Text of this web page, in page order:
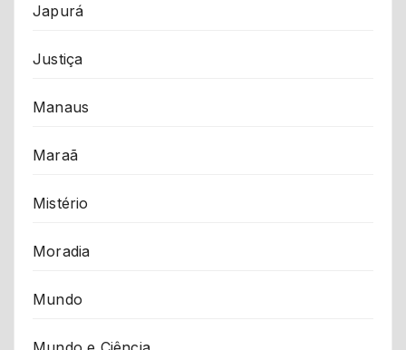
Japurá
Justiça
Manaus
Maraã
Mistério
Moradia
Mundo